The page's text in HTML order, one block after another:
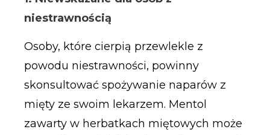
niestrawnością
Osoby, które cierpią przewlekle z
powodu niestrawności, powinny
skonsultować spożywanie naparów z
mięty ze swoim lekarzem. Mentol
zawarty w herbatkach miętowych może